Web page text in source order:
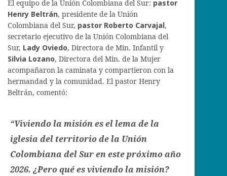
El equipo de la Unión Colombiana del Sur: pastor
Henry Beltrán, presidente de la Unión
Colombiana del Sur, pastor Roberto Carvajal,
secretario ejecutivo de la Unión Colombiana del
Sur, Lady Oviedo, Directora de Min. Infantil y
Silvia Lozano, Directora del Min. de la Mujer
acompañaron la caminata y compartieron con la
hermandad y la comunidad. El pastor Henry
Beltrán, comentó:
“Viviendo la misión es el lema de la
iglesia del territorio de la Unión
Colombiana del Sur en este próximo año
2026. ¿Pero qué es viviendo la misión?